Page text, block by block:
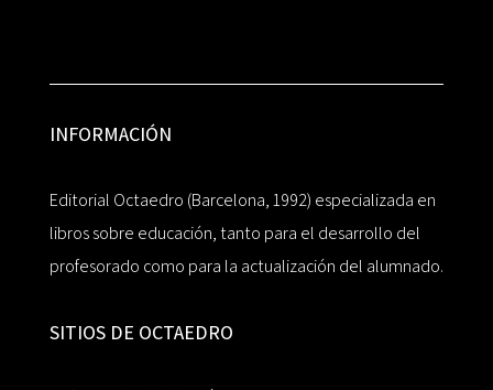
INFORMACIÓN
Editorial Octaedro (Barcelona, 1992) especializada en
libros sobre educación, tanto para el desarrollo del
profesorado como para la actualización del alumnado.
SITIOS DE OCTAEDRO